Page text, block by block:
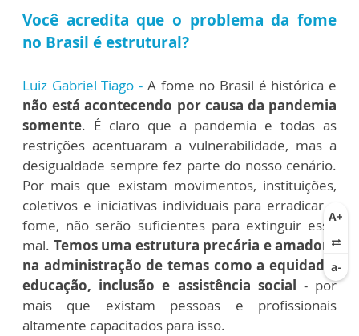
Você acredita que o problema da fome
no Brasil é estrutural?
Luiz Gabriel Tiago - A fome no Brasil é histórica e
não está acontecendo por causa da pandemia
somente. É claro que a pandemia e todas as
restrições acentuaram a vulnerabilidade, mas a
desigualdade sempre fez parte do nosso cenário.
Por mais que existam movimentos, instituições,
coletivos e iniciativas individuais para erradicar a
fome, não serão suficientes para extinguir esse
mal. Temos uma estrutura precária e amadora
na administração de temas como a equidade,
educação, inclusão e assistência social - por
mais que existam pessoas e profissionais
altamente capacitados para isso.